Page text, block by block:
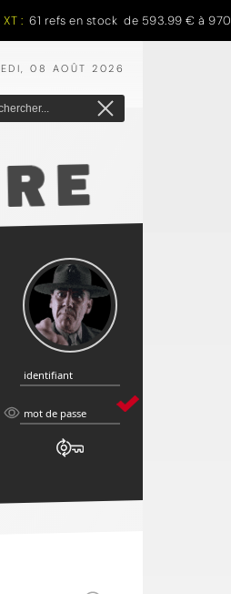
: 61 refs en stock de 593.99 € à
08 AOÛT 2026
identifiant
identifiant
mot
mot de passe